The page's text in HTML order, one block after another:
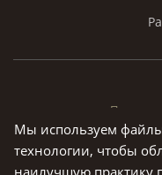
© «Золотое
Предложения на данном
Мы используем
технологии, чтобы
наилучшую практику